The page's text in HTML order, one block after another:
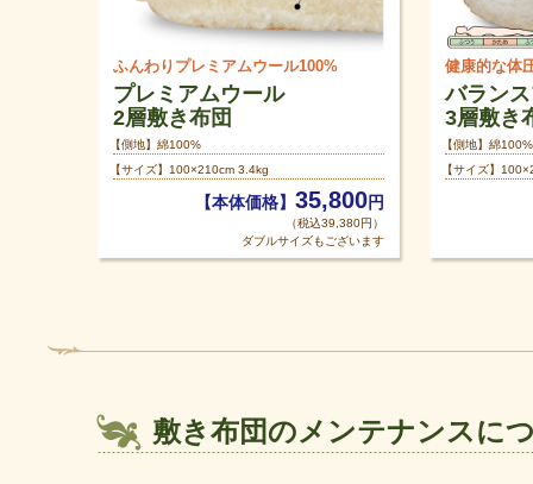
ふんわりプレミアムウール100%
プレミアムウール
2層敷き布団
【側地】綿100%
【サイズ】100×210cm 3.4kg
【本体価格】 35,800円
（税込39,380円）
ダブルサイズもございます
健康的な体
バラン
3層敷き
【側地】綿100%
【サイズ】
敷き布団のメンテナンスに